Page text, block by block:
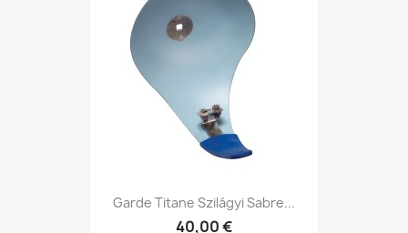
Garde Titane Szilágyi Sabre...
40,00 €